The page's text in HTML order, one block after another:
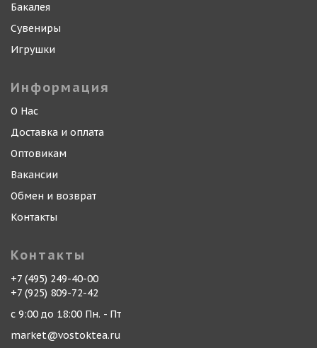
Бакалея
Сувениры
Игрушки
Информация
О Нас
Доставка и оплата
Оптовикам
Вакансии
Обмен и возврат
Контакты
Контакты
+7 (495) 249-40-00
+7 (925) 809-72-42
с 9:00 до 18:00 Пн. - Пт
market@vostoktea.ru